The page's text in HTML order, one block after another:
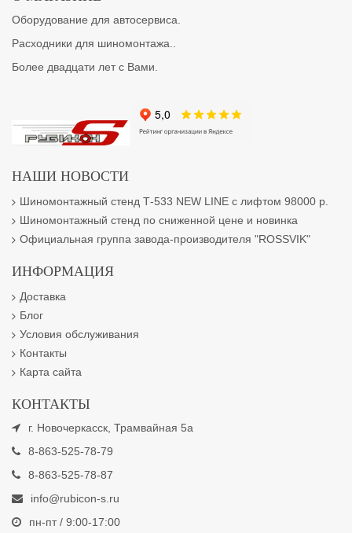
Оборудование для автосервиса.
Расходники для шиномонтажа..
Более двадцати лет с Вами.
НАШИ НОВОСТИ
Шиномонтажный стенд Т-533 NEW LINE с лифтом 98000 р.
Шиномонтажный стенд по сниженной цене и новинка
Официальная группа завода-производителя "ROSSVIK"
ИНФОРМАЦИЯ
Доставка
Блог
Условия обслуживания
Контакты
Карта сайта
КОНТАКТЫ
г. Новочеркасск, Трамвайная 5а
8-863-525-78-79
8-863-525-78-87
info@rubicon-s.ru
пн-пт / 9:00-17:00